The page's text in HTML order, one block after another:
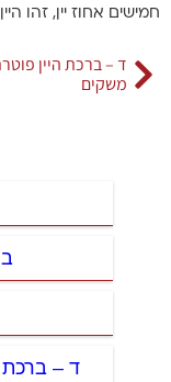
חמישים אחוז יין, זהו
ד – ברכת היין
משקים
ד –